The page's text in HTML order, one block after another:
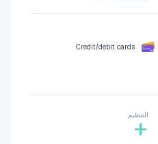
Credit/debit cards
التنظيم
+